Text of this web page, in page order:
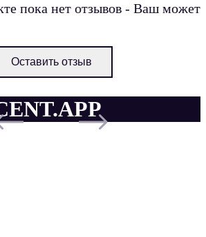
пока нет отзывов - Ваш может
Оставить отзыв